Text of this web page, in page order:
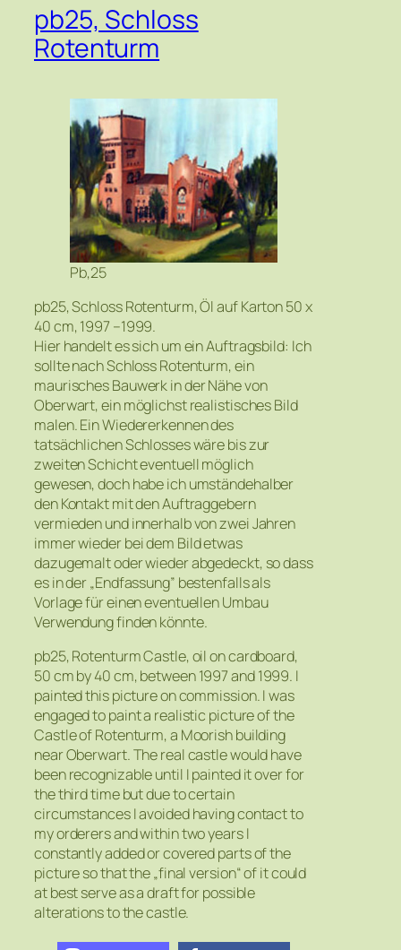
pb25, Schloss
Rotenturm
Pb,25
pb25, Schloss Rotenturm, Öl auf Karton 50 x
40 cm, 1997 –1999.
Hier handelt es sich um ein Auftragsbild: Ich
sollte nach Schloss Rotenturm, ein
maurisches Bauwerk in der Nähe von
Oberwart, ein möglichst realistisches Bild
malen. Ein Wiedererkennen des
tatsächlichen Schlosses wäre bis zur
zweiten Schicht eventuell möglich
gewesen, doch habe ich umständehalber
den Kontakt mit den Auftraggebern
vermieden und innerhalb von zwei Jahren
immer wieder bei dem Bild etwas
dazugemalt oder wieder abgedeckt, so dass
es in der „Endfassung” bestenfalls als
Vorlage für einen eventuellen Umbau
Verwendung finden könnte.
pb25, Rotenturm Castle, oil on cardboard,
50 cm by 40 cm, between 1997 and 1999. I
painted this picture on commission. I was
engaged to paint a realistic picture of the
Castle of Rotenturm, a Moorish building
near Oberwart. The real castle would have
been recognizable until I painted it over for
the third time but due to certain
circumstances I avoided having contact to
my orderers and within two years I
constantly added or covered parts of the
picture so that the „final version“ of it could
at best serve as a draft for possible
alterations to the castle.